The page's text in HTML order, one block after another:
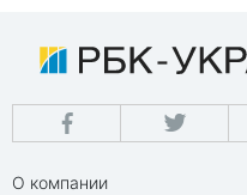
О компании